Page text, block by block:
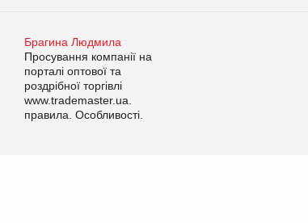
Брагина Людмила
Просування компанії на
порталі оптової та
роздрібної торгівлі
www.trademaster.ua.
правила. Особливості.